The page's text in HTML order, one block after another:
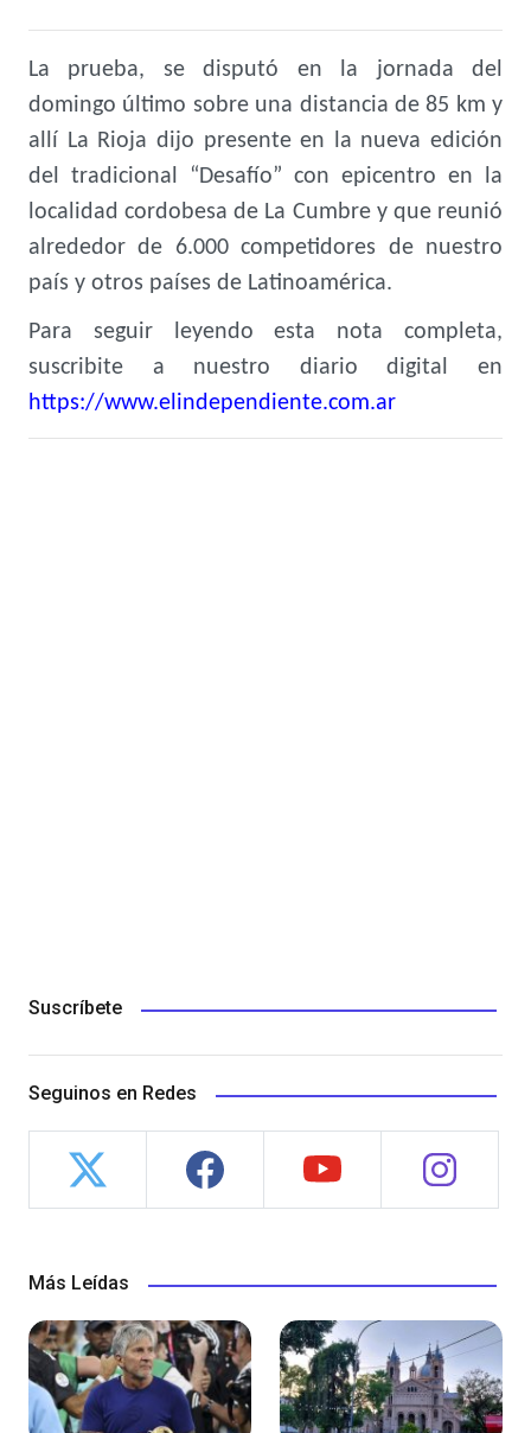
La prueba, se disputó en la jornada del
domingo último sobre una distancia de 85 km y
allí La Rioja dijo presente en la nueva edición
del tradicional “Desafío” con epicentro en la
localidad cordobesa de La Cumbre y que reunió
alrededor de 6.000 competidores de nuestro
país y otros países de Latinoamérica.
Para seguir leyendo esta nota completa,
suscribite a nuestro diario digital en
https://www.elindependiente.com.ar
Suscríbete
Seguinos en Redes
Más Leídas